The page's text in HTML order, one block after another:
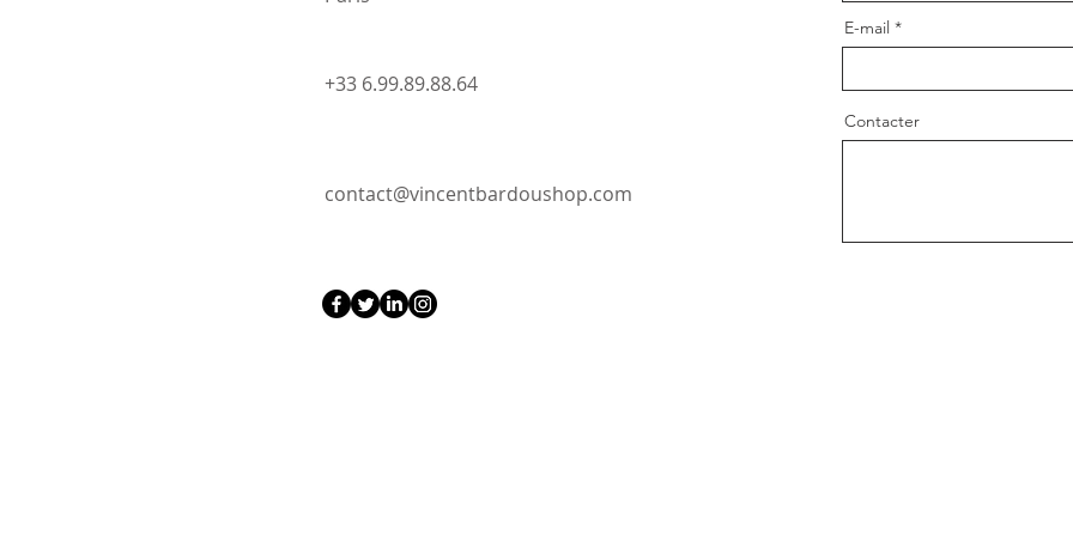
+33 6.99.89.88.64
contact@vincentbardoushop.com
E-mail
Contacter